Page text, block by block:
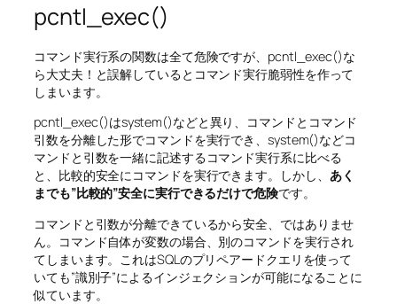
pcntl_exec()
コマンド実行系の関数は全て危険ですが、pcntl_exec()な
ら大丈夫！と誤解しているとコマンド実行脆弱性を作って
しまいます。
pcntl_exec()はsystem()などと異り、コマンドとコマンド
引数を分離した形でコマンドを実行でき、system()などコ
マンドと引数を一緒に記述するコマンド実行系に比べる
と、比較的安全にコマンドを実行できます。しかし、 あく
までも”比較的”安全に実行できるだけで危険です。
コマンドと引数が分離できているから安全、ではありませ
ん。コマンド自体が変数の場合、別のコマンドを実行され
てしまいます。これはSQLのプリペアードクエリを使って
いても”識別子”によるインジェクションが可能になることに
似ています。